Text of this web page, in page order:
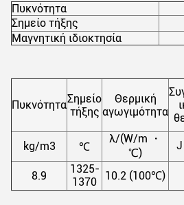
Πυκνότητα
Σημείο τήξης
Μαγνητική ιδιοκτησία
ΠυκνότηταΣημείο
τήξης
Θερμική
αγωγιμότητα
kg/m3 ℃
λ/(W/m ・
℃)
8.9
1325-
1370
10.2 (100℃)